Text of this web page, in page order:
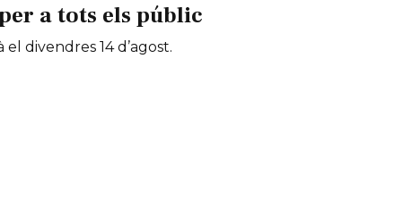
a tots els públic
el divendres 14 d’agost.